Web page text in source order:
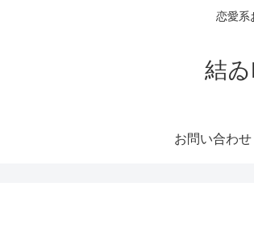
恋愛系
結
お問い合わせ